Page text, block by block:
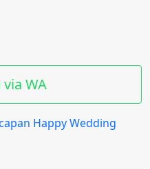
via WA
Happy Wedding